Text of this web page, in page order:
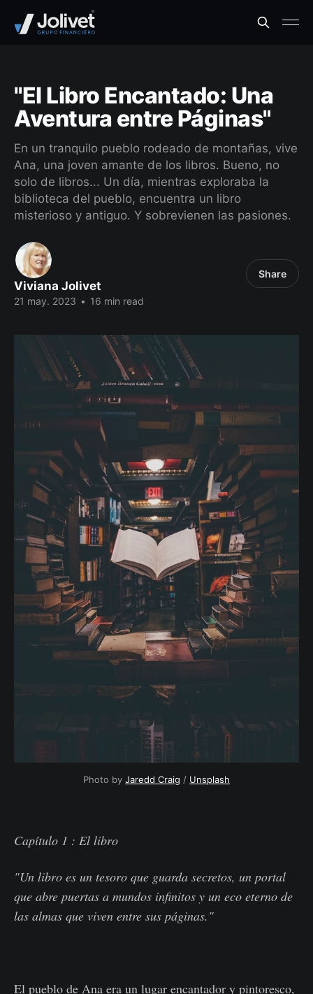
"El Libro Encantado: Una
Aventura entre Páginas"
En un tranquilo pueblo rodeado de montañas, vive
Ana, una joven amante de los libros. Bueno, no
solo de libros... Un día, mientras exploraba la
biblioteca del pueblo, encuentra un libro
misterioso y antiguo. Y sobrevienen las pasiones.
Viviana Jolivet
21 may. 2023 • 16 min read
Share
Photo by Jaredd Craig / Unsplash
Capítulo 1 : El libro
"Un libro es un tesoro que guarda secretos, un portal
que abre puertas a mundos infinitos y un eco eterno de
las almas que viven entre sus páginas."
El pueblo de Ana era un lugar encantador y pintoresco,